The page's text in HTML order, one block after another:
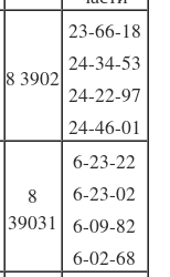
8 3902
23-66-18
24-34-53
24-22-97
24-46-01
8
39031
6-23-22
6-23-02
6-09-82
6-02-68